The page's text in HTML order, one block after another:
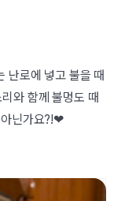
난로에 넣고 불을 때
와 함께 불멍도 때
아닌가요?!❤︎